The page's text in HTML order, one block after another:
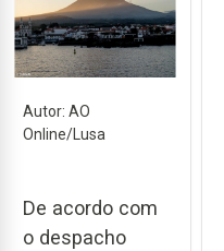
Autor: AO
Online/Lusa
De acordo com
o despacho